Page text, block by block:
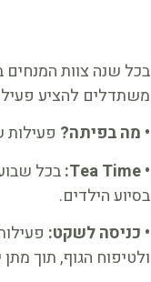
בכל שנה צוות המנחים
משתדלים להציע
• מה בפיתה? פעילות
• Tea Time:
בכל
בסיוע הילדים.
• כניסה לשקט:
ולטיפוח הגוף, תוך